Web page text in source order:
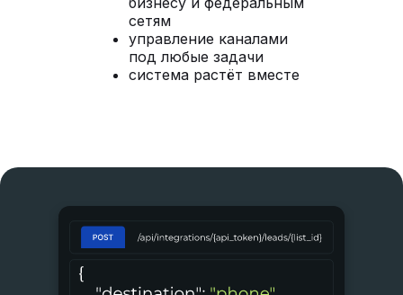
сетям
управление каналами
под любые задачи
система растёт вместе